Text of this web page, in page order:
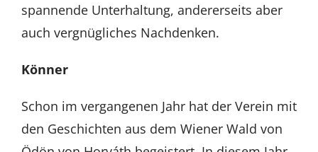
spannende Unterhaltung, andererseits aber
auch vergnügliches Nachdenken.
Könner
Schon im vergangenen Jahr hat der Verein mit
den Geschichten aus dem Wiener Wald von